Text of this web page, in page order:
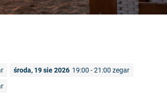
środa, 19 sie 2026 19:00 - 21:00 zegar